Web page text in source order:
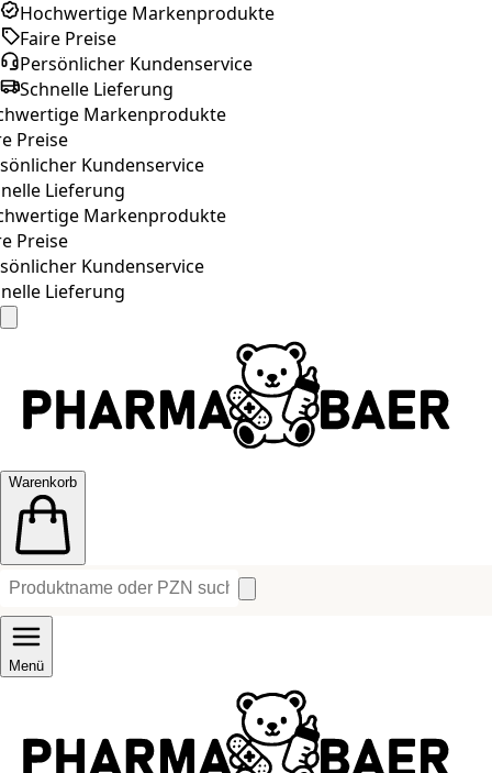
Hochwertige Markenprodukte
Faire Preise
Persönlicher Kundenservice
Schnelle Lieferung
Markenprodukte
Preise
Kundenservice
Lieferung
Markenprodukte
Preise
Kundenservice
Lieferung
Warenkorb
Menü